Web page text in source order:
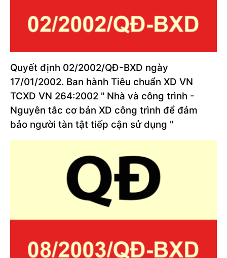
Quyết định 02/2002/QĐ-BXD ngày
17/01/2002. Ban hành Tiêu chuẩn XD VN
TCXD VN 264:2002 " Nhà và công trình -
Nguyên tắc cơ bản XD công trình để đảm
bảo người tàn tật tiếp cận sử dụng "